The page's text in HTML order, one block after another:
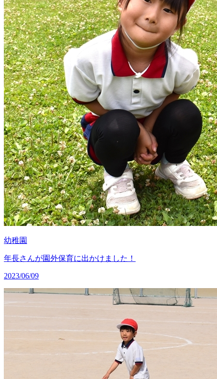
幼稚園
年長さんが園外保育に出かけました！
2023/06/09